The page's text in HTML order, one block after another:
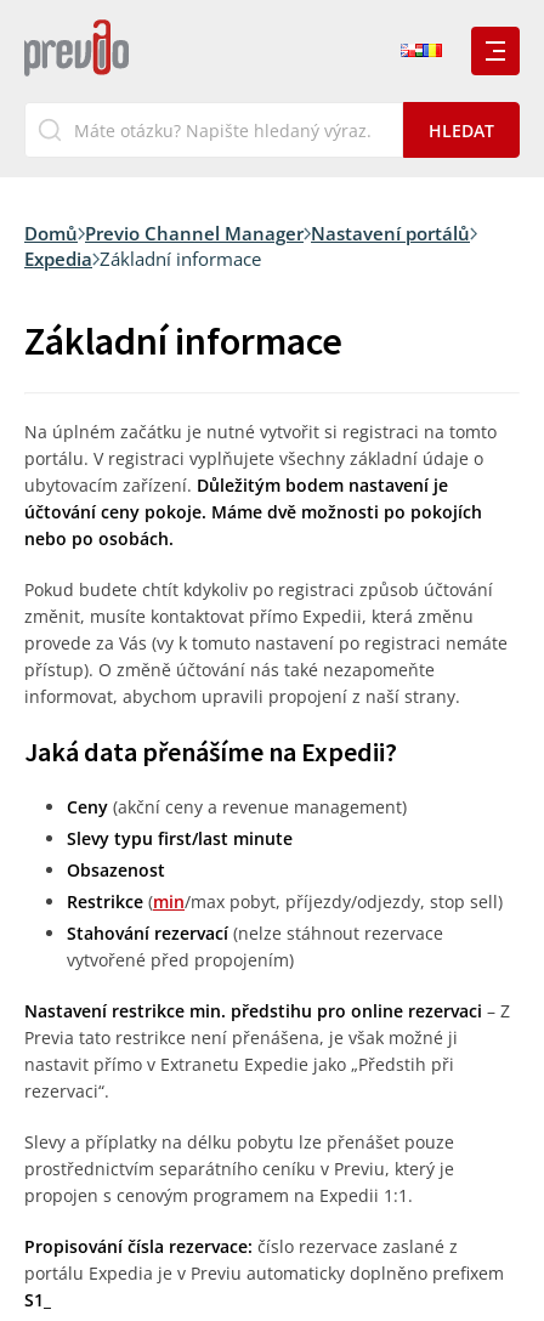
Domů Previo Channel Manager Nastavení portálů
Expedia Základní informace
Základní informace
Na úplném začátku je nutné vytvořit si registraci na tomto
portálu. V registraci vyplňujete všechny základní údaje o
ubytovacím zařízení. Důležitým bodem nastavení je
účtování ceny pokoje. Máme dvě možnosti po pokojích
nebo po osobách.
Pokud budete chtít kdykoliv po registraci způsob účtování
změnit, musíte kontaktovat přímo Expedii, která změnu
provede za Vás (vy k tomuto nastavení po registraci nemáte
přístup). O změně účtování nás také nezapomeňte
informovat, abychom upravili propojení z naší strany.
Jaká data přenášíme na Expedii?
Ceny (akční ceny a revenue management)
Slevy typu first/last minute
Obsazenost
Restrikce (min/max pobyt, příjezdy/odjezdy, stop sell)
Stahování rezervací (nelze stáhnout rezervace
vytvořené před propojením)
Nastavení restrikce min. předstihu pro online rezervaci – Z
Previa tato restrikce není přenášena, je však možné ji
nastavit přímo v Extranetu Expedie jako „Předstih při
rezervaci“.
Slevy a příplatky na délku pobytu lze přenášet pouze
prostřednictvím separátního ceníku v Previu, který je
propojen s cenovým programem na Expedii 1:1.
Propisování čísla rezervace: číslo rezervace zaslané z
portálu Expedia je v Previu automaticky doplněno prefixem
S1_